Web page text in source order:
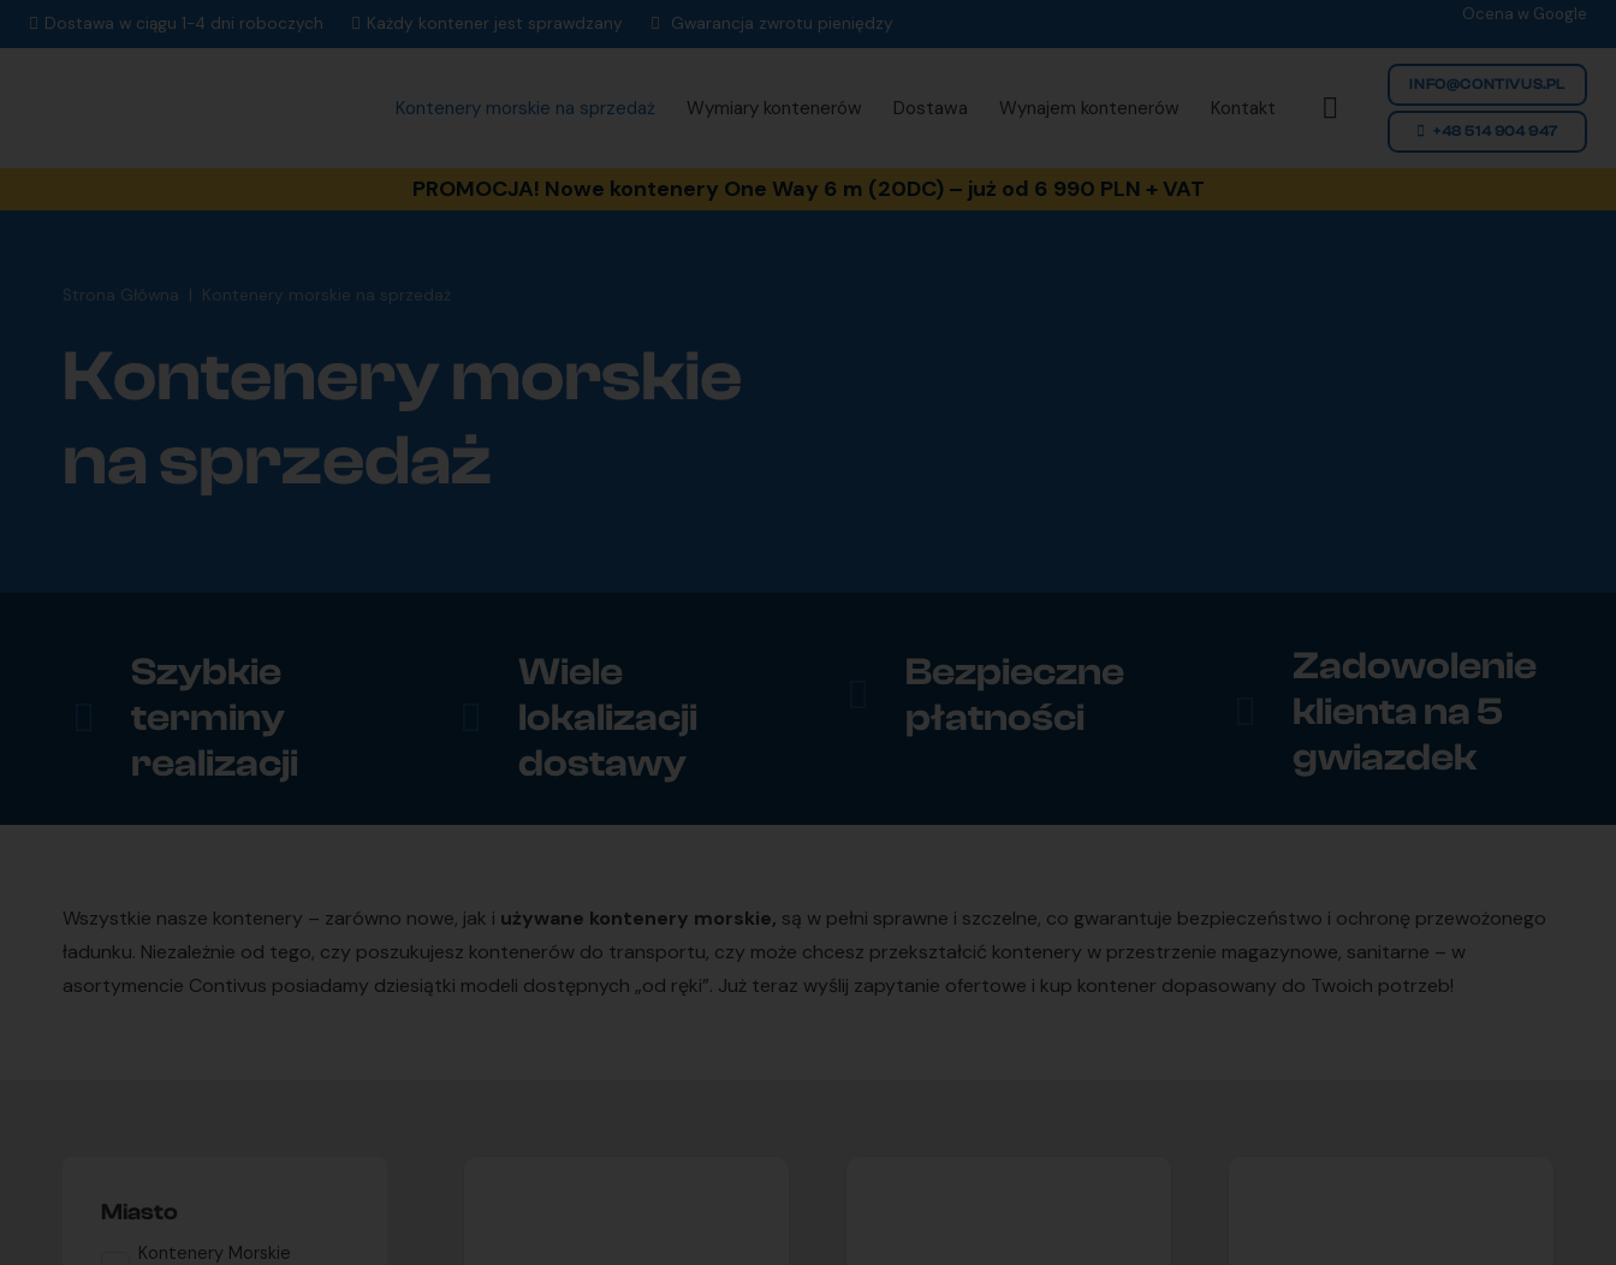
Dostawa w ciągu 1-4 dni roboczych Każdy kontener jest sprawdzany Gwarancja zwrotu pieniędzy Ocena w Google
Kontenery morskie na sprzedaż Wymiary kontenerów Dostawa Wynajem kontenerów Kontakt
INFO@CONTIVUS.PL
+48 514 904 947
PROMOCJA! Nowe kontenery One Way 6 m (20DC) – już od 6 990 PLN + VAT
Strona Główna | Kontenery morskie na sprzedaż
Kontenery morskie
na sprzedaż
Szybkie
terminy
realizacji
Wiele
lokalizacji
dostawy
Bezpieczne
płatności
Zadowolenie
klienta na 5
gwiazdek
Wszystkie nasze kontenery – zarówno nowe, jak i używane kontenery morskie, są w pełni sprawne i szczelne, co gwarantuje bezpieczeństwo i ochronę przewożonego
ładunku. Niezależnie od tego, czy poszukujesz kontenerów do transportu, czy może chcesz przekształcić kontenery w przestrzenie magazynowe, sanitarne – w
asortymencie Contivus posiadamy dziesiątki modeli dostępnych „od ręki”. Już teraz wyślij zapytanie ofertowe i kup kontener dopasowany do Twoich potrzeb!
Miasto
Kontenery Morskie